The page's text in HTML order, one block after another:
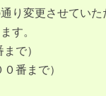
り変更させていた
す。
で）
番まで）